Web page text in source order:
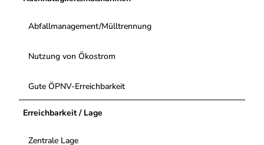
Abfallmanagement/Mülltrennung
Nutzung von Ökostrom
Gute ÖPNV-Erreichbarkeit
Erreichbarkeit / Lage
Zentrale Lage